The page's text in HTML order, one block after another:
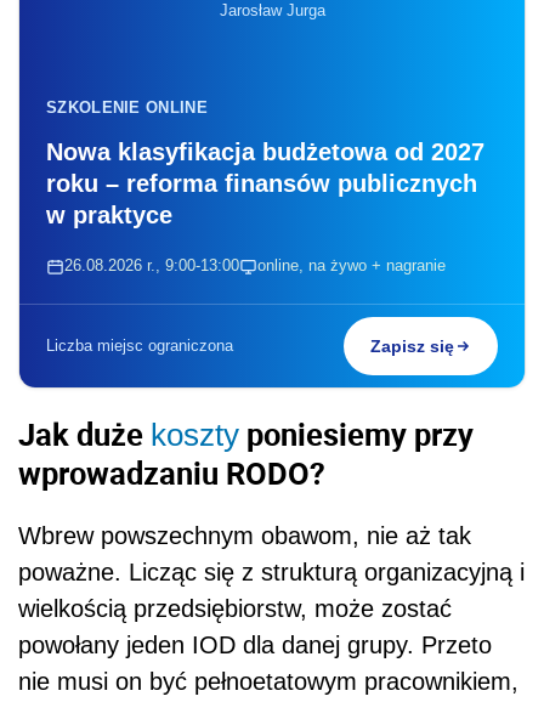
Jarosław Jurga
SZKOLENIE ONLINE
Nowa klasyfikacja budżetowa od 2027
roku – reforma finansów publicznych
w praktyce
26.08.2026 r., 9:00-13:00 online, na żywo + nagranie
Liczba miejsc ograniczona Zapisz się
Jak duże koszty poniesiemy przy
wprowadzaniu RODO?
Wbrew powszechnym obawom, nie aż tak
poważne. Licząc się z strukturą organizacyjną i
wielkością przedsiębiorstw, może zostać
powołany jeden IOD dla danej grupy. Przeto
nie musi on być pełnoetatowym pracownikiem,